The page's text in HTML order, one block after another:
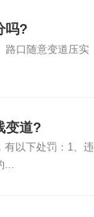
吗?
路口随意变道压实
变道?
有以下处罚：1、违
...